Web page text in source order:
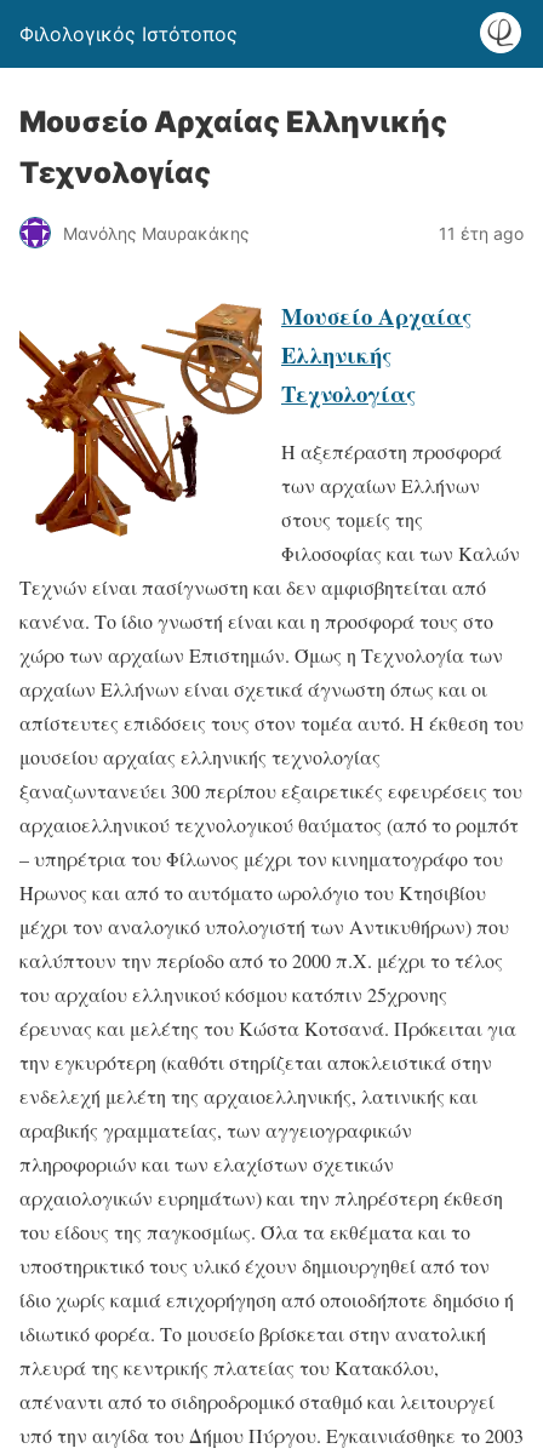
Φιλολογικός Ιστότοπος
Μουσείο Αρχαίας Ελληνικής
Τεχνολογίας
Μανόλης Μαυρακάκης 11 έτη ago
Μουσείο Αρχαίας
Ελληνικής
Τεχνολογίας
Η αξεπέραστη προσφορά
των αρχαίων Ελλήνων
στους τομείς της
Φιλοσοφίας και των Καλών
Τεχνών είναι πασίγνωστη και δεν αμφισβητείται από
κανένα. Το ίδιο γνωστή είναι και η προσφορά τους στο
χώρο των αρχαίων Επιστημών. Όμως η Τεχνολογία των
αρχαίων Ελλήνων είναι σχετικά άγνωστη όπως και οι
απίστευτες επιδόσεις τους στον τομέα αυτό. Η έκθεση του
μουσείου αρχαίας ελληνικής τεχνολογίας
ξαναζωντανεύει 300 περίπου εξαιρετικές εφευρέσεις του
αρχαιοελληνικού τεχνολογικού θαύματος (από το ρομπότ
– υπηρέτρια του Φίλωνος μέχρι τον κινηματογράφο του
Ήρωνος και από το αυτόματο ωρολόγιο του Κτησιβίου
μέχρι τον αναλογικό υπολογιστή των Αντικυθήρων) που
καλύπτουν την περίοδο από το 2000 π.Χ. μέχρι το τέλος
του αρχαίου ελληνικού κόσμου κατόπιν 25χρονης
έρευνας και μελέτης του Κώστα Κοτσανά. Πρόκειται για
την εγκυρότερη (καθότι στηρίζεται αποκλειστικά στην
ενδελεχή μελέτη της αρχαιοελληνικής, λατινικής και
αραβικής γραμματείας, των αγγειογραφικών
πληροφοριών και των ελαχίστων σχετικών
αρχαιολογικών ευρημάτων) και την πληρέστερη έκθεση
του είδους της παγκοσμίως. Όλα τα εκθέματα και το
υποστηρικτικό τους υλικό έχουν δημιουργηθεί από τον
ίδιο χωρίς καμιά επιχορήγηση από οποιοδήποτε δημόσιο ή
ιδιωτικό φορέα. Το μουσείο βρίσκεται στην ανατολική
πλευρά της κεντρικής πλατείας του Κατακόλου,
απέναντι από το σιδηροδρομικό σταθμό και λειτουργεί
υπό την αιγίδα του Δήμου Πύργου. Εγκαινιάσθηκε το 2003